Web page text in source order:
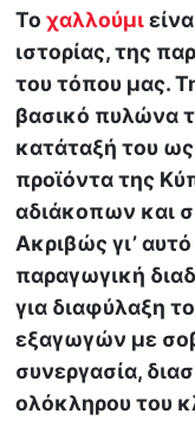
Τοχαλλούμι
ιστορίας, της
του τόπου μας.
βασικό πυλώνα
κατάταξή του
προϊόντα της
αδιάκοπων και
Ακριβώς γι’
παραγωγική
για διαφύλαξη
εξαγωγών με
συνεργασία,
ολόκληρου του